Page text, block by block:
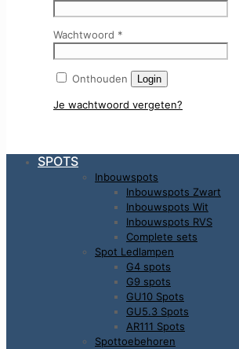
Wachtwoord *
Onthouden Login
Je wachtwoord vergeten?
SPOTS
Inbouwspots
Inbouwspots Zwart
Inbouwspots Wit
Inbouwspots RVS
Complete sets
Spot Ledlampen
G4 spots
G9 spots
GU10 Spots
GU5.3 Spots
AR111 Spots
Spottoebehoren